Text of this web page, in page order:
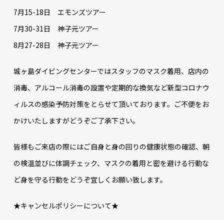
7月15-18日 エモンズツアー
7月30-31日 神子元ツアー
8月27-28日 神子元ツアー
城ヶ島ダイビングセンターではスタッフのマスク着用、店内の
消毒、アルコール消毒の設置や定期的な換気など新型コロナウ
ィルスの感染予防対策をとらせて頂いております。ご不便をお
かけいたしますがどうぞご了承下さい。
皆様もご来店の際にはご自身と身の回りの健康状態の確認、朝
の検温並びに体調チェック、マスクの着用と密を避ける行動な
ど身を守る行動をどうぞ宜しくお願い致します。
★キャンセルポリシーについて★